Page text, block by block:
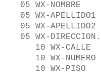
05 WX-NOMBRE
05 WX-APELLIDO1
05 WX-APELLIDO2
05 WX-DIRECCION.
10 WX-CALLE
10 WX-NUMERO
10 WX-PISO